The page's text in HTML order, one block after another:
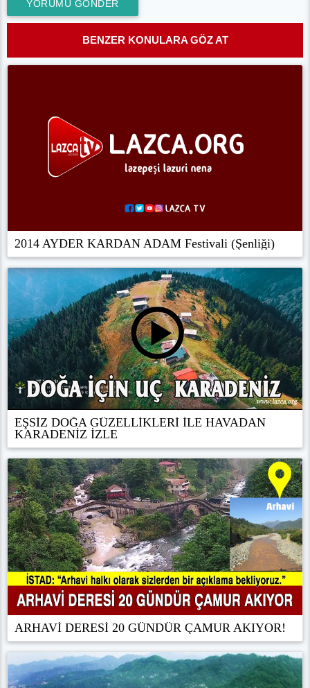
YORUMU GÖNDER
BENZER KONULARA GÖZ AT
2014 AYDER KARDAN ADAM Festivali (Şenliği)
EŞSİZ DOĞA GÜZELLİKLERİ İLE HAVADAN
KARADENİZ İZLE
ARHAVİ DERESİ 20 GÜNDÜR ÇAMUR AKIYOR!